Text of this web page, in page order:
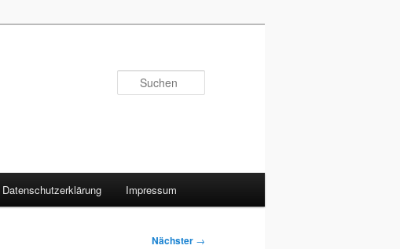
Datenschutzerklärung Impressum
Nächster →